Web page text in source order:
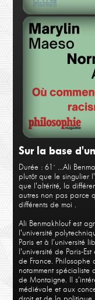
Pascal Boniface
The West vs
Marylin
Où commence
Sur la base
Durée : 61´ ...Ali
plutôt que le singulier
que l'altérité, la
autres non pas parce
différents de moi .
Ali Benmakhlouf est
l'université
Paris et à l’université
l'université de Paris-
de France.
notamment spécialiste
de Montaigne. Il
médiévale et aux